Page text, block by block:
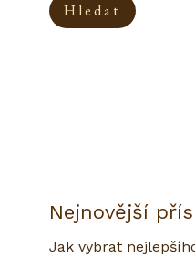
Hledat
Nejnovější
Jak vybrat